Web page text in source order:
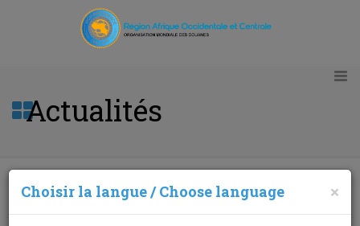
Actualités
Choisir la langue / Choose language ×